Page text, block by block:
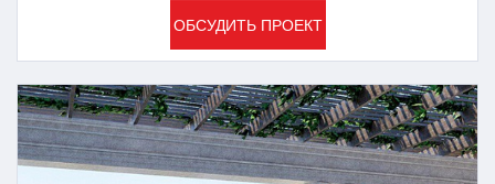
ОБСУДИТЬ ПРОЕКТ